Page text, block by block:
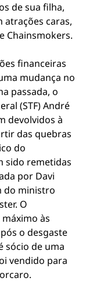
de sua filha,
atrações caras,
Chainsmokers.
financeiras
mudança no
passada, o
(STF) André
devolvidos à
das quebras
do
sido remetidas
por Davi
do ministro
O
às
o desgaste
sócio de uma
vendido para